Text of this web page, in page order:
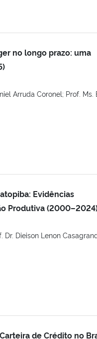
no longo prazo: uma
Arruda Coronel; Prof. Ms.
Evidências
Produtiva
Dieison Lenon
de Crédito no